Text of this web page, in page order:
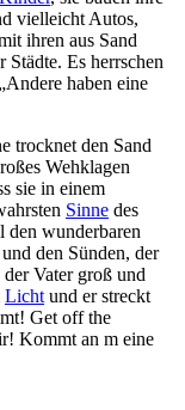
vielleicht Autos,
ihren aus Sand
Städte. Es herrschen
haben eine
trocknet den Sand
Wehklagen
sie in einem
Sinne des
den wunderbaren
und den Sünden, der
Vater groß und
Licht und er streckt
Get off the
Kommt an m eine